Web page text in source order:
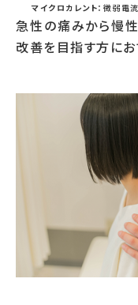
マイクロカレント：微弱電
急性の痛みから慢
改善を目指す方にお